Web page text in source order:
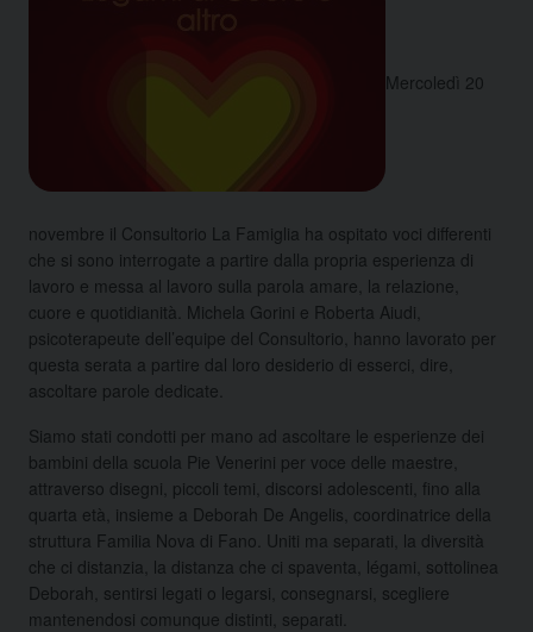
Mercoledì 20
novembre il Consultorio La Famiglia ha ospitato voci differenti
che si sono interrogate a partire dalla propria esperienza di
lavoro e messa al lavoro sulla parola amare, la relazione,
cuore e quotidianità. Michela Gorini e Roberta Aiudi,
psicoterapeute dell’equipe del Consultorio, hanno lavorato per
questa serata a partire dal loro desiderio di esserci, dire,
ascoltare parole dedicate.
Siamo stati condotti per mano ad ascoltare le esperienze dei
bambini della scuola Pie Venerini per voce delle maestre,
attraverso disegni, piccoli temi, discorsi adolescenti, fino alla
quarta età, insieme a Deborah De Angelis, coordinatrice della
struttura Familia Nova di Fano. Uniti ma separati, la diversità
che ci distanzia, la distanza che ci spaventa, légami, sottolinea
Deborah, sentirsi legati o legarsi, consegnarsi, scegliere
mantenendosi comunque distinti, separati.